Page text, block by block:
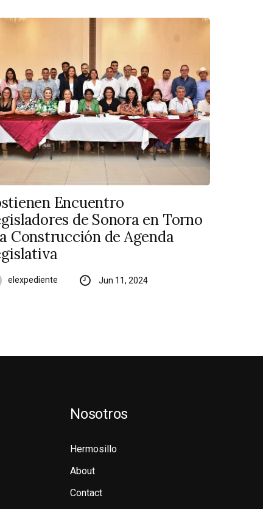
Encuentro
de Sonora en Torno
Construcción de Agenda
elexpediente Jun 11, 2024
Nosotros
Hermosillo
About
Contact